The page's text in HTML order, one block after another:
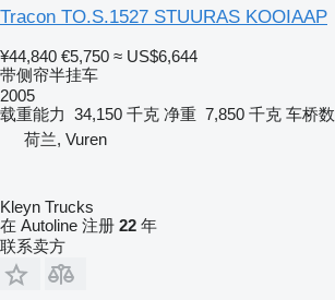
Tracon TO.S.1527 STUURAS KOOIAAP
¥44,840 €5,750 ≈ US$6,644
带侧帘半挂车
2005
载重能力 34,150 千克 净重 7,850 千克 车桥数
荷兰, Vuren
Kleyn Trucks
在 Autoline 注册 22 年
联系卖方